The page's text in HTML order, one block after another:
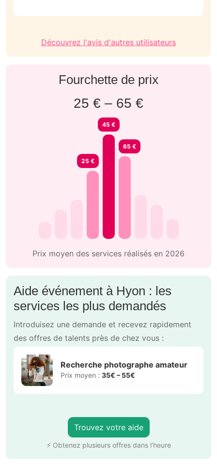
Découvrez l'avis d'autres utilisateurs
Fourchette de prix
25 € – 65 €
25 €
45 €
65 €
Prix moyen des services réalisés en 2026
Aide événement à Hyon : les
services les plus demandés
Introduisez une demande et recevez rapidement
des offres de talents près de chez vous :
Recherche photographe amateur
Prix moyen : 35€ – 55€
Trouvez votre aide
⚡ Obtenez plusieurs offres dans l’heure